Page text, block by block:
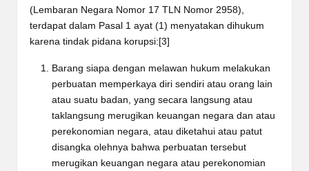
(Lembaran Negara Nomor 17 TLN Nomor 2958),
terdapat dalam Pasal 1 ayat (1) menyatakan dihukum
karena tindak pidana korupsi: [3]
Barang siapa dengan melawan hukum melakukan
perbuatan memperkaya diri sendiri atau orang lain
atau suatu badan, yang secara langsung atau
taklangsung merugikan keuangan negara dan atau
perekonomian negara, atau diketahui atau patut
disangka olehnya bahwa perbuatan tersebut
merugikan keuangan negara atau perekonomian